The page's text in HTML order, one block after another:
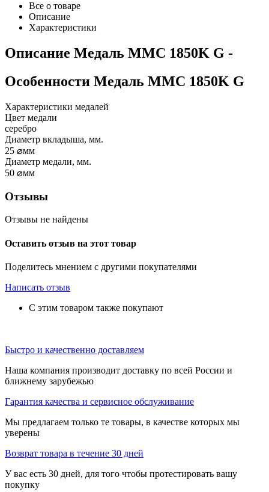
Все о товаре
Описание
Характеристики
Описание Медаль MMC 1850K G -
Особенности Медаль MMC 1850K G
Характеристики медалей
Цвет медали
серебро
Диаметр вкладыша, мм.
25 ⌀мм
Диаметр медали, мм.
50 ⌀мм
Отзывы
Отзывы не найдены
Оставить отзыв на этот товар
Поделитесь мнением с другими покупателями
Написать отзыв
С этим товаром также покупают
Быстро и качественно доставляем
Наша компания производит доставку по всей России и
ближнему зарубежью
Гарантия качества и сервисное обслуживание
Мы предлагаем только те товары, в качестве которых мы
уверены
Возврат товара в течение 30 дней
У вас есть 30 дней, для того чтобы протестировать вашу
покупку